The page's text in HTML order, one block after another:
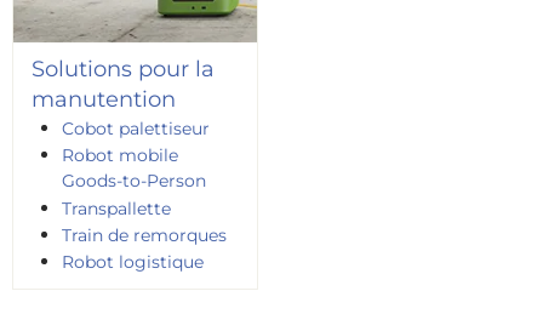
Solutions pour la
manutention
Cobot palettiseur
Robot mobile
Goods-to-Person
Transpallette
Train de remorques
Robot logistique